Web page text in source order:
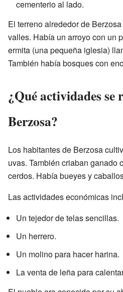
cementerio al lado.
El terreno alrededor de
valles. Había un arroyo con un
ermita (una pequeña iglesia)
También había bosques con
¿Qué actividades se
Berzosa?
Los habitantes de Berzosa
uvas. También criaban ganado
cerdos. Había bueyes y
Las actividades económicas
Un tejedor de telas sencillas.
Un herrero.
Un molino para hacer harina.
La venta de leña para